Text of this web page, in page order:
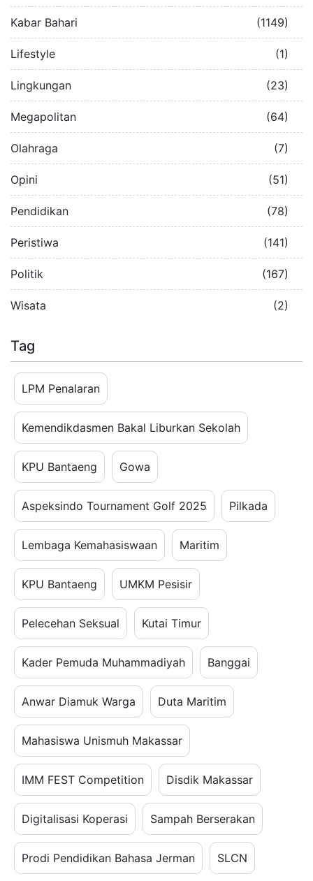
Kabar Bahari (1149)
Lifestyle (1)
Lingkungan (23)
Megapolitan (64)
Olahraga (7)
Opini (51)
Pendidikan (78)
Peristiwa (141)
Politik (167)
Wisata (2)
Tag
LPM Penalaran
Kemendikdasmen Bakal Liburkan Sekolah
KPU Bantaeng Gowa
Aspeksindo Tournament Golf 2025 Pilkada
Lembaga Kemahasiswaan Maritim
KPU Bantaeng UMKM Pesisir
Pelecehan Seksual Kutai Timur
Kader Pemuda Muhammadiyah Banggai
Anwar Diamuk Warga Duta Maritim
Mahasiswa Unismuh Makassar
IMM FEST Competition Disdik Makassar
Digitalisasi Koperasi Sampah Berserakan
Prodi Pendidikan Bahasa Jerman SLCN